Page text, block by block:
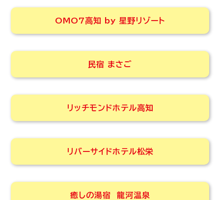
OMO7高知 by 星野リゾート
民宿 まさご
リッチモンドホテル高知
リバーサイドホテル松栄
癒しの湯宿 龍河温泉